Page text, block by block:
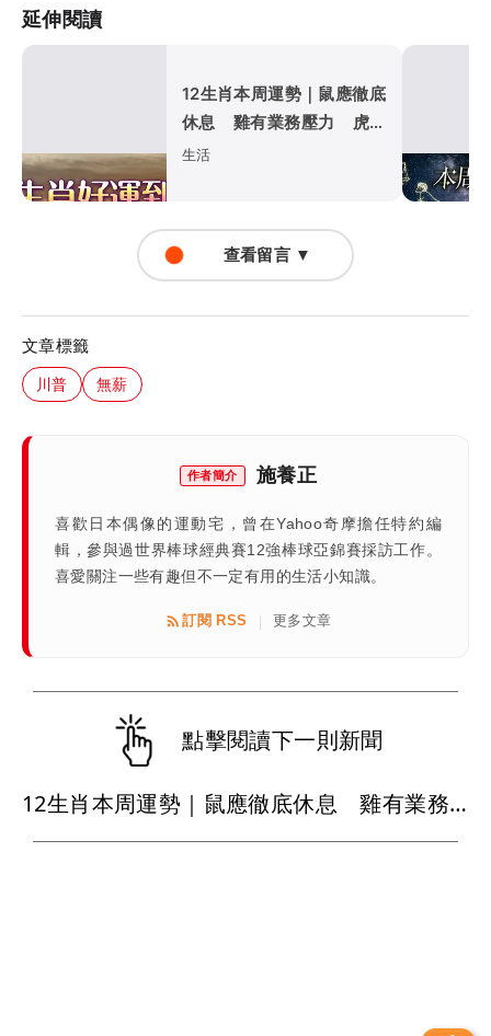
延伸閱讀
12生肖本周運勢｜鼠應徹底
休息 雞有業務壓力 虎為
家庭扛責
生活
查看留言 ▼
文章標籤
川普 無薪
作者簡介 施養正
喜歡日本偶像的運動宅，曾在Yahoo奇摩擔任特約編
輯，參與過世界棒球經典賽12強棒球亞錦賽採訪工作。
喜愛關注一些有趣但不一定有用的生活小知識。
訂閱 RSS | 更多文章
點擊閱讀下一則新聞
12生肖本周運勢｜鼠應徹底休息 雞有業務壓力 虎為家庭扛責